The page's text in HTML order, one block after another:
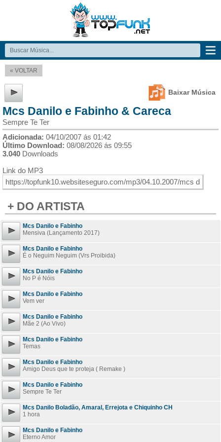
« VOLTAR
Baixar Música
Mcs Danilo e Fabinho & Careca
Sempre Te Ter
Adicionada: 04/10/2007 ás 01:42
Último Download: 08/08/2026 ás 09:55
3.040 Downloads
Link do MP3
+ DO ARTISTA
Mcs Danilo e Fabinho
Mensiva (Lançamento 2017)
Mcs Danilo e Fabinho
É o Neguim Neguim (Vrs Proibida)
Mcs Danilo e Fabinho
No P é Nóis
Mcs Danilo e Fabinho
Vem ver
Mcs Danilo e Fabinho
Mãe 2 (Ao Vivo)
Mcs Danilo e Fabinho
Temas
Mcs Danilo e Fabinho
Amigo Deus que te proteja ( Remake )
Mcs Danilo e Fabinho
Sempre Te Ter
Mcs Danilo Boladão, Amaral, Errejota e Chiquinho CH
1 hora
Mcs Danilo e Fabinho
Eterno Amor